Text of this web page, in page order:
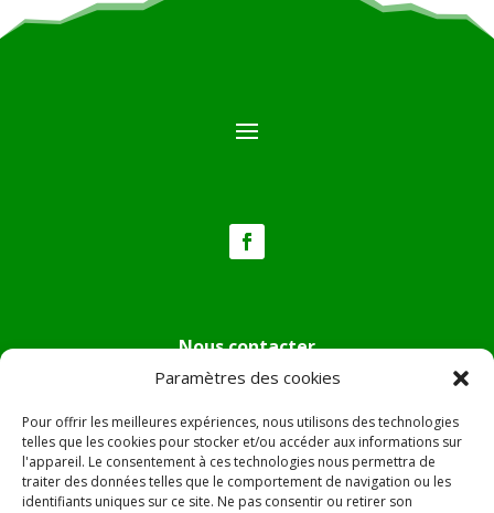
Paramètres des cookies
Pour offrir les meilleures expériences, nous utilisons des technologies
telles que les cookies pour stocker et/ou accéder aux informations sur
l'appareil. Le consentement à ces technologies nous permettra de
traiter des données telles que le comportement de navigation ou les
identifiants uniques sur ce site. Ne pas consentir ou retirer son
Nous contacter
Tél :04.95.36.24.02
Mail:
mairie.pietradiverde@wanadoo.fr
Adresse :Hôtel de ville de Pietra di Verde
Le village
20230 Pietra di Verde